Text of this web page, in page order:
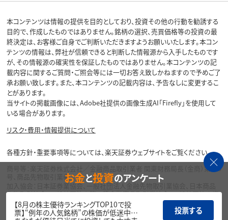
本コンテンツは情報の提供を目的としており、投資その他の行動を勧誘する
目的で、作成したものではありません。銘柄の選択、売買価格等の投資の最
終決定は、お客様ご自身でご判断いただきますようお願いいたします。本コン
テンツの情報は、弊社が信頼できると判断した情報源から入手したものです
が、その情報源の確実性を保証したものではありません。本コンテンツの記
載内容に関するご質問・ご照会等には一切お答え致しかねますので予めご了
承お願い致します。また、本コンテンツの記載内容は、予告なしに変更するこ
とがあります。
当サイトの掲載画像には、Adobe社提供の画像生成AI「Firefly」を使用して
いる場合があります。
リスク・費用・情報提供について
各種方針・重要事項等については、楽天証券ウェブサイトをご覧ください。
商号等：楽天証券株式会社／金融商品取引業者 関東財務局長（金商）第195
号、商品先物取引業者
加入協会：日本証券業協会、一般社団法人金融先物取引業協会、日本商品
先物取引協会、一般社団法人第二種金融商品取引業協会、一般社団法人資
産運用業協会
お金と投資のアンケート
【8月の株主優待ランキングTOP10で投
票】“例年の人気銘柄”の株価が低迷中…
投票する